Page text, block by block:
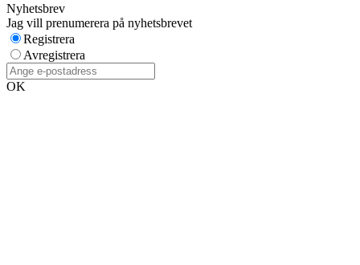
Nyhetsbrev
Jag vill prenumerera på nyhetsbrevet
Registrera
Avregistrera
OK